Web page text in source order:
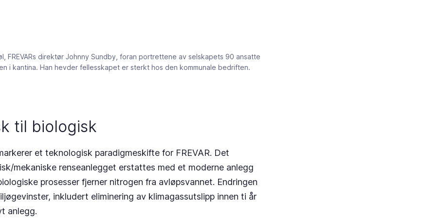
FREVARs direktør Johnny Sundby, foran portrettene av selskapets 90 ansatte
i kantina. Han hevder fellesskapet er sterkt hos den kommunale bedriften.
til biologisk
et teknologisk paradigmeskifte for FREVAR. Det
mekaniske renseanlegget erstattes med et moderne anlegg
prosesser fjerner nitrogen fra avløpsvannet. Endringen
inkludert eliminering av klimagassutslipp innen ti år
anlegg.